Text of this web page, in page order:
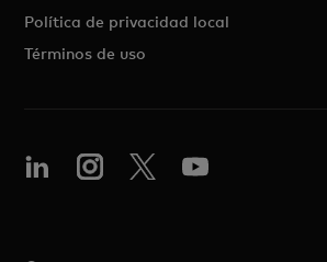
Política de privacidad local
Términos de uso